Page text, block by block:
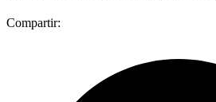
Compartir: